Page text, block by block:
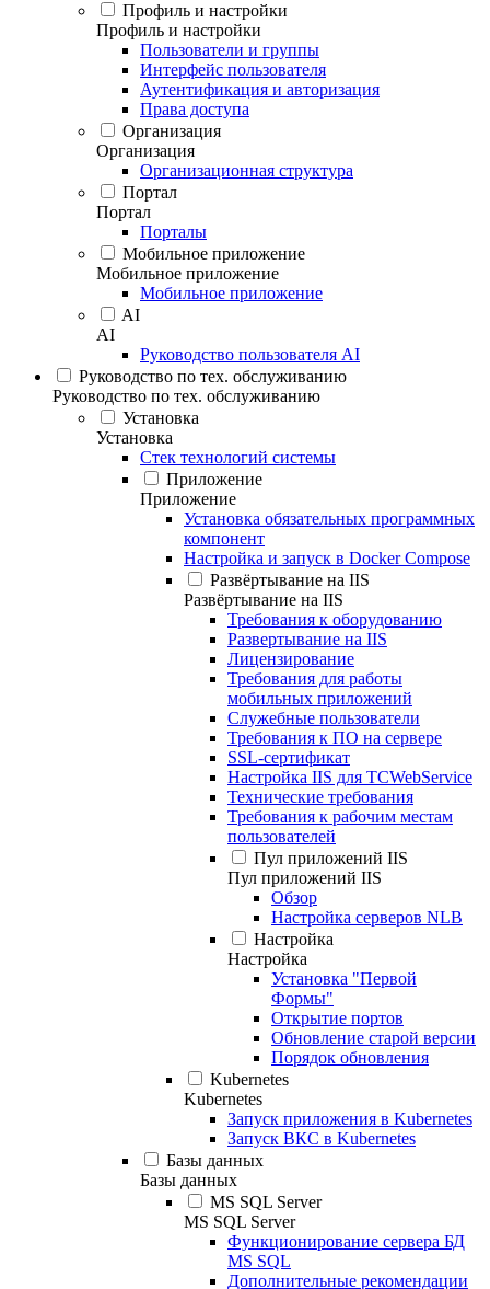
Профиль и настройки
Профиль и настройки
Пользователи и группы
Интерфейс пользователя
Аутентификация и авторизация
Права доступа
Организация
Организация
Организационная структура
Портал
Портал
Порталы
Мобильное приложение
Мобильное приложение
Мобильное приложение
AI
AI
Руководство пользователя AI
Руководство по тех. обслуживанию
Руководство по тех. обслуживанию
Установка
Установка
Стек технологий системы
Приложение
Приложение
Установка обязательных программных
компонент
Настройка и запуск в Docker Compose
Развёртывание на IIS
Развёртывание на IIS
Требования к оборудованию
Развертывание на IIS
Лицензирование
Требования для работы
мобильных приложений
Служебные пользователи
Требования к ПО на сервере
SSL-сертификат
Настройка IIS для TCWebService
Технические требования
Требования к рабочим местам
пользователей
Пул приложений IIS
Пул приложений IIS
Обзор
Настройка серверов NLB
Настройка
Настройка
Установка "Первой
Формы"
Открытие портов
Обновление старой версии
Порядок обновления
Kubernetes
Kubernetes
Запуск приложения в Kubernetes
Запуск ВКС в Kubernetes
Базы данных
Базы данных
MS SQL Server
MS SQL Server
Функционирование сервера БД
MS SQL
Дополнительные рекомендации